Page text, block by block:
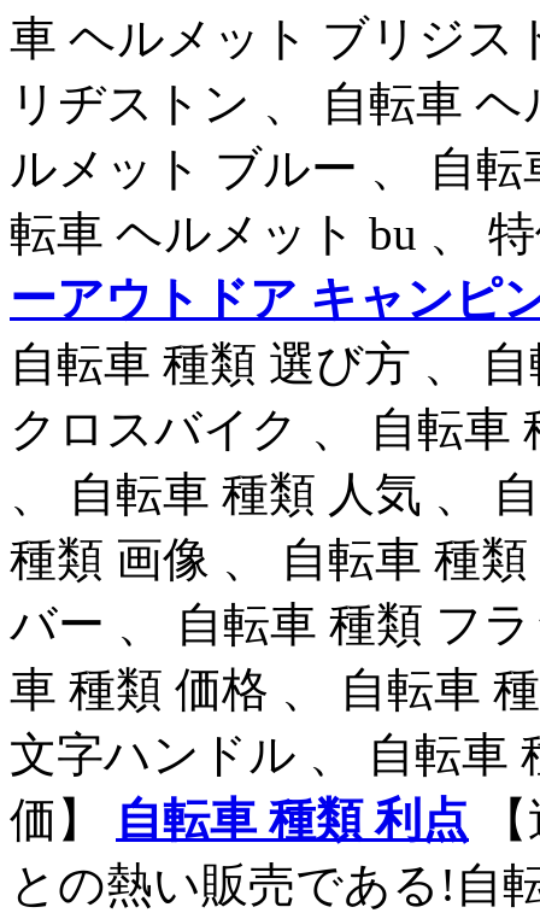
車 ヘルメット ブリジス
リヂストン 、 自転車
ルメット ブルー 、 自
転車 ヘルメット bu 、
ーアウトドア キャンピ
自転車 種類 選び方 、
クロスバイク 、 自転車
、 自転車 種類 人気 、
種類 画像 、 自転車 種
バー 、 自転車 種類 フ
車 種類 価格 、 自転車
文字ハンドル 、 自転車
価】
自転車 種類 利点
との熱い販売である!自